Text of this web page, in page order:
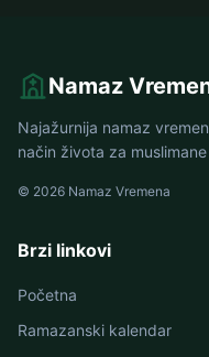
Namaz
Najažurnija namaz
način života za
© 2026 Namaz Vremena
Brzi linkovi
Početna
Ramazanski kalendar